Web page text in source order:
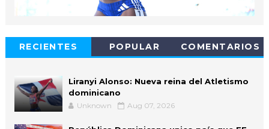
RECIENTES POPULAR COMENTARIOS
Liranyi Alonso: Nueva reina del Atletismo
dominicano
Unknown Aug 07, 2026